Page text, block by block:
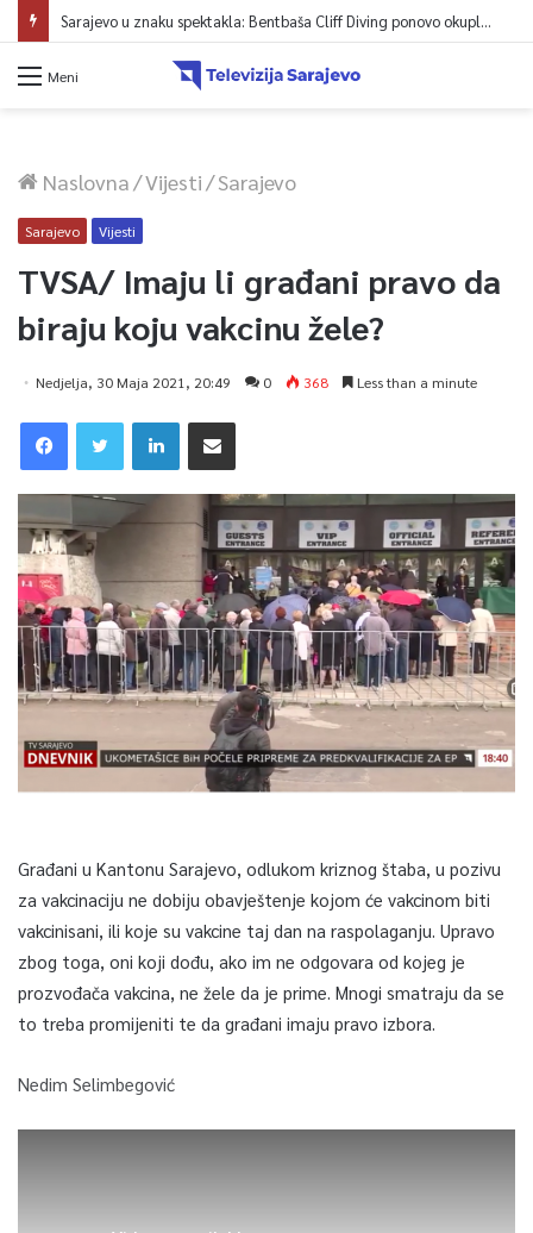
Reisul-ulema Kavazović na Igmanu: Bosna nije samo zemlja, već ideja za koju se živi
Meni
Naslovna/Vijesti/Sarajevo
Sarajevo Vijesti
TVSA/ Imaju li građani pravo da
biraju koju vakcinu žele?
Nedjelja, 30 Maja 2021, 20:49 0 368 Less than a minute
Građani u Kantonu Sarajevo, odlukom kriznog štaba, u pozivu
za vakcinaciju ne dobiju obavještenje kojom će vakcinom biti
vakcinisani, ili koje su vakcine taj dan na raspolaganju. Upravo
zbog toga, oni koji dođu, ako im ne odgovara od kojeg je
prozvođača vakcina, ne žele da je prime. Mnogi smatraju da se
to treba promijeniti te da građani imaju pravo izbora.
Nedim Selimbegović